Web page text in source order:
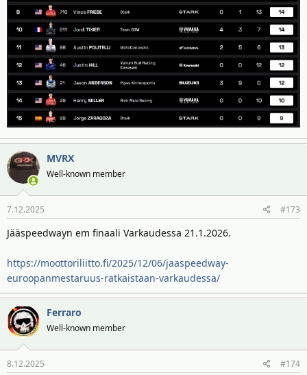
MVRX
Well-known member
7.12.2025 #173
Jääspeedwayn em finaali Varkaudessa 21.1.2026.
https://moottoriliitto.fi/2025/12/06/jaaspeedway-
euroopanmestaruus-ratkaistaan-varkaudessa/
Ferraro
Well-known member
8.12.2025 #174